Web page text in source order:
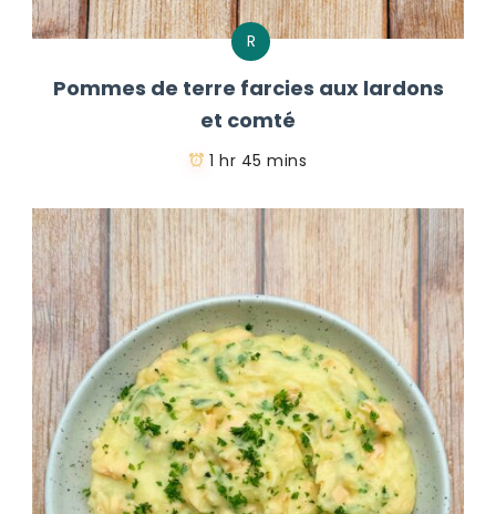
R
Pommes de terre farcies aux lardons
et comté
1 hr 45 mins